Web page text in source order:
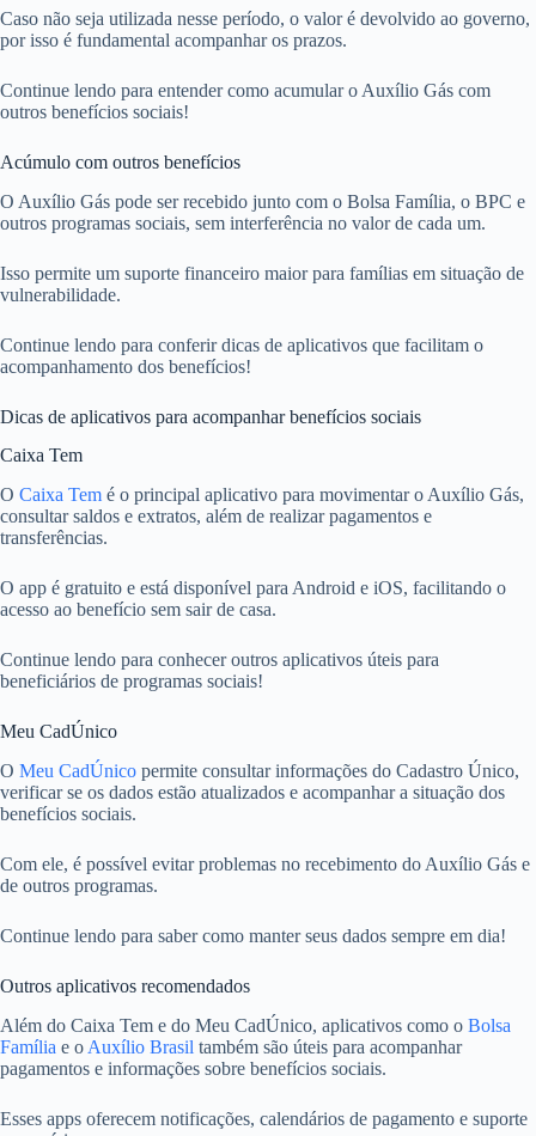
Caso não seja utilizada nesse período, o valor é devolvido ao governo,
por isso é fundamental acompanhar os prazos.
Continue lendo para entender como acumular o Auxílio Gás com
outros benefícios sociais!
Acúmulo com outros benefícios
O Auxílio Gás pode ser recebido junto com o Bolsa Família, o BPC e
outros programas sociais, sem interferência no valor de cada um.
Isso permite um suporte financeiro maior para famílias em situação de
vulnerabilidade.
Continue lendo para conferir dicas de aplicativos que facilitam o
acompanhamento dos benefícios!
Dicas de aplicativos para acompanhar benefícios sociais
Caixa Tem
O Caixa Tem é o principal aplicativo para movimentar o Auxílio Gás,
consultar saldos e extratos, além de realizar pagamentos e
transferências.
O app é gratuito e está disponível para Android e iOS, facilitando o
acesso ao benefício sem sair de casa.
Continue lendo para conhecer outros aplicativos úteis para
beneficiários de programas sociais!
Meu CadÚnico
O Meu CadÚnico permite consultar informações do Cadastro Único,
verificar se os dados estão atualizados e acompanhar a situação dos
benefícios sociais.
Com ele, é possível evitar problemas no recebimento do Auxílio Gás e
de outros programas.
Continue lendo para saber como manter seus dados sempre em dia!
Outros aplicativos recomendados
Além do Caixa Tem e do Meu CadÚnico, aplicativos como o Bolsa
Família e o Auxílio Brasil também são úteis para acompanhar
pagamentos e informações sobre benefícios sociais.
Esses apps oferecem notificações, calendários de pagamento e suporte